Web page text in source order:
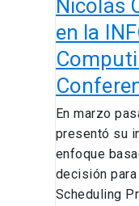
Nicolás
en la
En marzo
presentó su
enfoque
decisión
Scheduling